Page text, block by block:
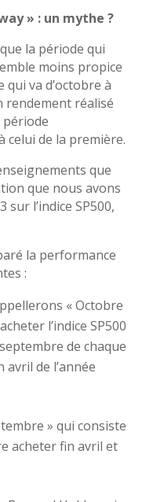
» : un mythe ?
la période qui
moins propice
qui va d’octobre à
rendement réalisé
période
celui de la première.
que
que nous avons
l’indice SP500,
la performance
:
« Octobre
l’indice SP500
de chaque
de l’année
» qui consiste
acheter fin avril et